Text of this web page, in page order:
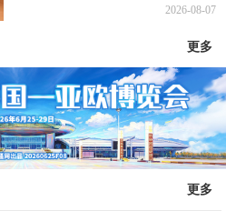
2026-08-07
更多
更多